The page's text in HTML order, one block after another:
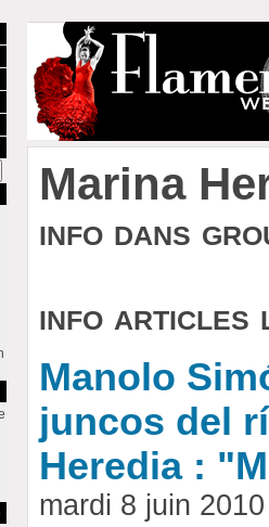
Marina
info dans
info articles
Manolo
juncos del
Heredia :
mardi 8 juin